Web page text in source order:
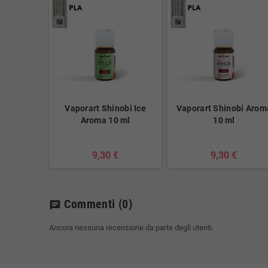
Vaporart Shinobi Ice
Aroma 10 ml
9,30 €
Vaporart Shinobi
10 ml
9,30 €
chat Commenti (0)
Ancora nessuna recensione da parte degli utenti.